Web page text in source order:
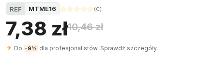
REF MTME16 (0)
7,38 zł10,46 zł
Do -9% dla profesjonalistów. Sprawdź szczegóły.